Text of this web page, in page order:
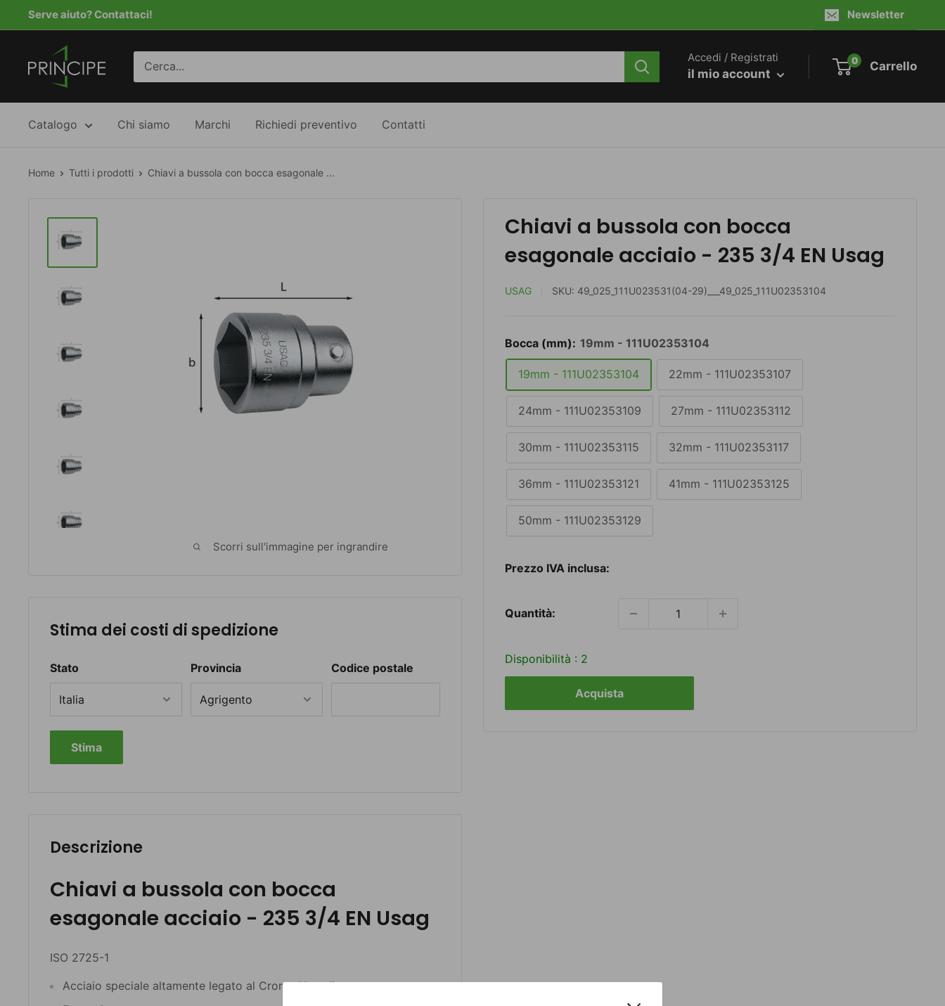
al
Serve aiuto? Contattaci! Newsletter
Principe Accedi / Registrati
il mio account
0 Carrello
Catalogo Chi siamo Marchi Richiedi preventivo Contatti
Home Tutti i prodotti Chiavi a bussola con bocca esagonale ...
Scorri sull'immagine per ingrandire
Chiavi a bussola con bocca
esagonale acciaio - 235 3/4 EN Usag
USAG SKU: 49_025_111U023531(04-29)___49_025_111U02353104
Bocca (mm): 19mm - 111U02353104
19mm - 111U02353104 22mm - 111U02353107
24mm - 111U02353109 27mm - 111U02353112
30mm - 111U02353115 32mm - 111U02353117
36mm - 111U02353121 41mm - 111U02353125
50mm - 111U02353129
Prezzo IVA inclusa:
Quantità:
Disponibilità : 2
Acquista
Stima dei costi di spedizione
Stato Provincia Codice postale
Stima
Descrizione
Chiavi a bussola con bocca
esagonale acciaio - 235 3/4 EN Usag
ISO 2725-1
Acciaio speciale altamente legato al Cromo Vanadio